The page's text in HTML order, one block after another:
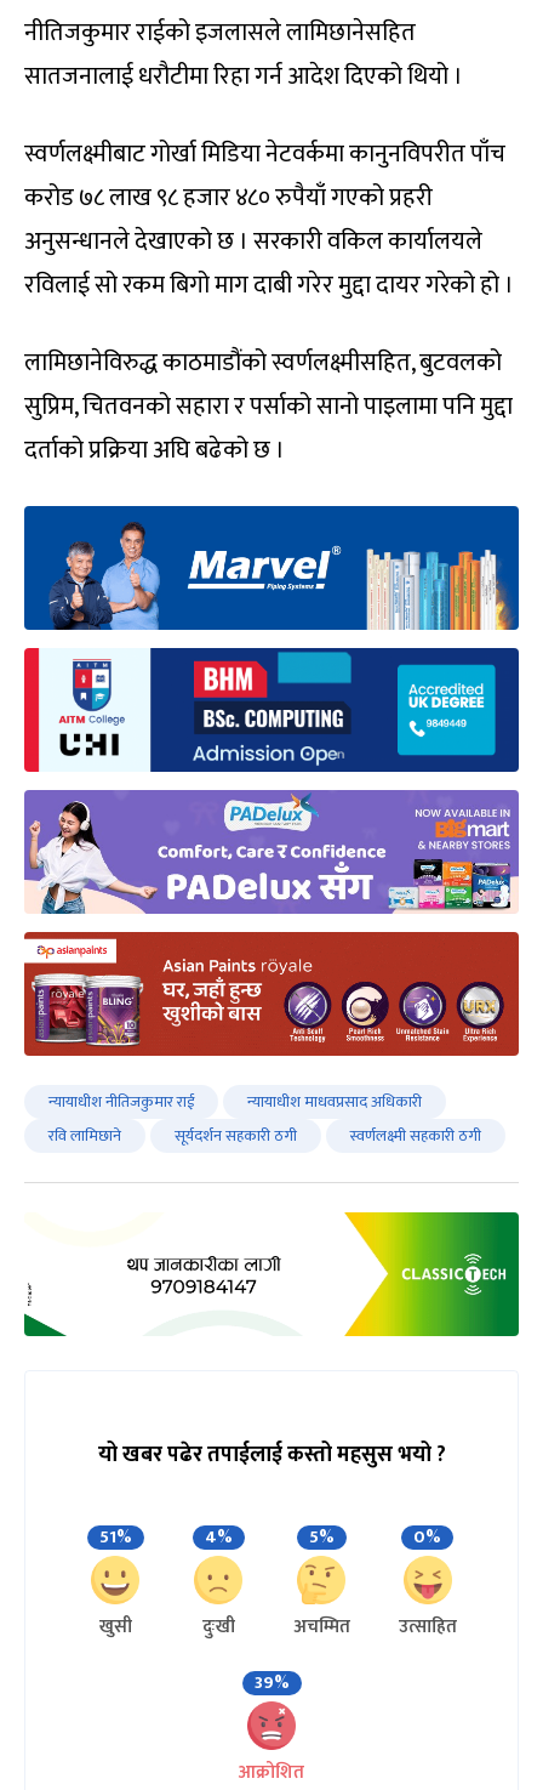
नीतिजकुमार राईको इजलासले लामिछानेसहित
सातजनालाई धरौटीमा रिहा गर्न आदेश दिएको थियो ।
स्वर्णलक्ष्मीबाट गोर्खा मिडिया नेटवर्कमा कानुनविपरीत पाँच
करोड ७८ लाख ९८ हजार ४८० रुपैयाँ गएको प्रहरी
अनुसन्धानले देखाएको छ । सरकारी वकिल कार्यालयले
रविलाई सो रकम बिगो माग दाबी गरेर मुद्दा दायर गरेको हो ।
लामिछानेविरुद्ध काठमाडौंको स्वर्णलक्ष्मीसहित, बुटवलको
सुप्रिम, चितवनको सहारा र पर्साको सानो पाइलामा पनि मुद्दा
दर्ताको प्रक्रिया अघि बढेको छ ।
न्यायाधीश नीतिजकुमार राई
न्यायाधीश माधवप्रसाद अधिकारी
रवि लामिछाने
सूर्यदर्शन सहकारी ठगी स्वर्णलक्ष्मी सहकारी ठगी
यो खबर पढेर तपाईलाई कस्तो महसुस भयो ?
51%
खुसी
4%
दुःखी
5%
अचम्मित
0%
उत्साहित
39%
आक्रोशित